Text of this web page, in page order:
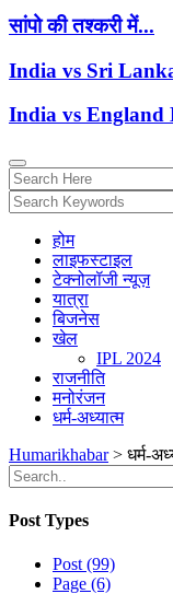
सांपो की तश्करी में...
India vs Sri
India vs England
होम
लाइफस्‍टाइल
टेक्नोलॉजी न्यूज़
यात्रा
बिजनेस
खेल
IPL 2024
राजनीति
मनोरंजन
धर्म-अध्यात्म
Humarikhabar> धर्म-
Post Types
Post (99)
Page (6)